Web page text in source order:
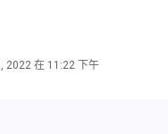
2022 在 11:22 下午